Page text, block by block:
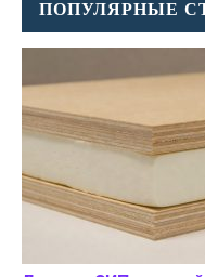
ПОПУЛЯРНЫЕ